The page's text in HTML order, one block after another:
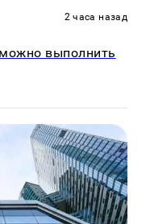
2 часа назад
выполнить